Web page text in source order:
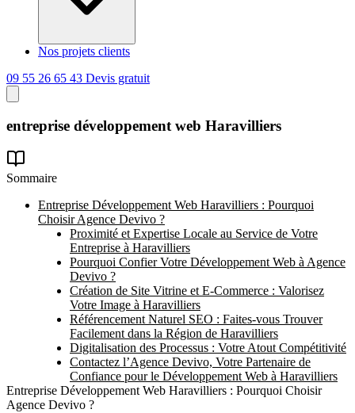
Nos projets clients
09 55 26 65 43 Devis gratuit
entreprise développement web Haravilliers
Sommaire
Entreprise Développement Web Haravilliers : Pourquoi
Choisir Agence Devivo ?
Proximité et Expertise Locale au Service de Votre
Entreprise à Haravilliers
Pourquoi Confier Votre Développement Web à Agence
Devivo ?
Création de Site Vitrine et E-Commerce : Valorisez
Votre Image à Haravilliers
Référencement Naturel SEO : Faites-vous Trouver
Facilement dans la Région de Haravilliers
Digitalisation des Processus : Votre Atout Compétitivité
Contactez l’Agence Devivo, Votre Partenaire de
Confiance pour le Développement Web à Haravilliers
Entreprise Développement Web Haravilliers : Pourquoi Choisir
Agence Devivo ?